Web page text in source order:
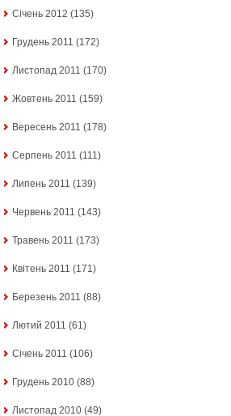
Січень 2012 (135)
Грудень 2011 (172)
Листопад 2011 (170)
Жовтень 2011 (159)
Вересень 2011 (178)
Серпень 2011 (111)
Липень 2011 (139)
Червень 2011 (143)
Травень 2011 (173)
Квітень 2011 (171)
Березень 2011 (88)
Лютий 2011 (61)
Січень 2011 (106)
Грудень 2010 (88)
Листопад 2010 (49)